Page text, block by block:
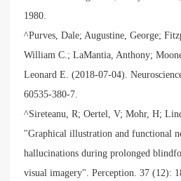
1980.
^Purves, Dale; Augustine, George;
William C.; LaMantia, Anthony;
Leonard E. (2018-07-04).
60535-380-7.
^Sireteanu, R; Oertel, V; Mohr, H;
"Graphical illustration and functional
hallucinations during prolonged
visual imagery". Perception. 37 (12):